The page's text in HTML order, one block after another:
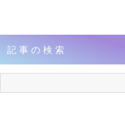
記事の検索